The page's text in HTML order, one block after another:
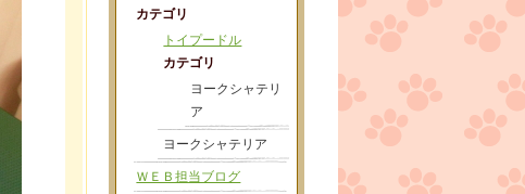
カテゴリ
トイプードル
カテゴリ
ヨークシャテリ
ア
ヨークシャテリア
ＷＥＢ担当ブログ